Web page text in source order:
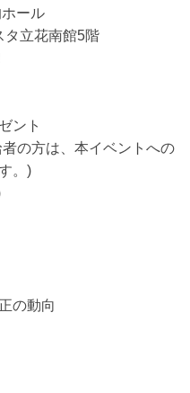
ール
タ立花南館5階
ント
の方は、本イベントへの
。)
の動向